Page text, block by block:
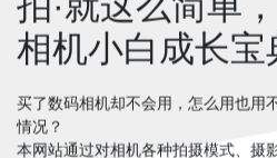
拍·就这么简单，
相机小白成长宝
买了数码相机却不会用，怎么用也用
情况？